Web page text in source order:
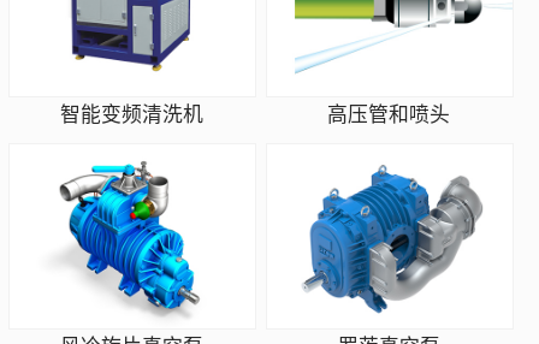
智能变频清洗机 高压管和喷头